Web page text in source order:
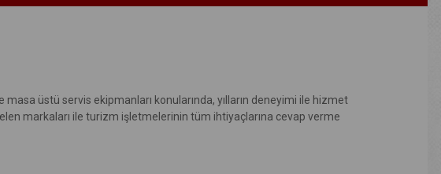
üstü servis ekipmanları konularında, yılların deneyimi ile hizmet
markaları ile turizm işletmelerinin tüm ihtiyaçlarına cevap verme